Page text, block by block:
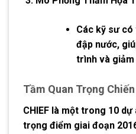
Các kỹ sư có
đập nước,
trình và giảm
Tầm Quan Trọng
CHIEF là một trong 10
trọng điểm giai đoạn